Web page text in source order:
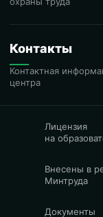
Контакты
Контактная
центра
Лицензия
на
Внесены в
Минтруда
Документы